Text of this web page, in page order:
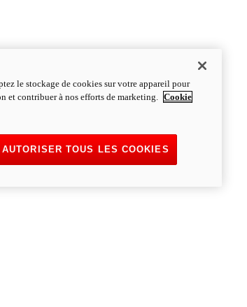
le stockage de cookies sur votre appareil pour
et contribuer à nos efforts de marketing. Cookie
AUTORISER TOUS LES COOKIES